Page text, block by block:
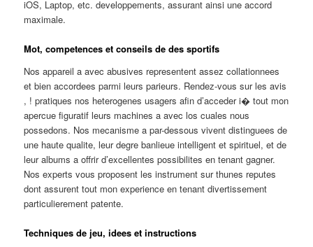
iOS, Laptop, etc. developpements, assurant ainsi une accord
maximale.
Mot, competences et conseils de des sportifs
Nos appareil a avec abusives representent assez collationnees
et bien accordees parmi leurs parieurs. Rendez-vous sur les avis
, ! pratiques nos heterogenes usagers afin d’acceder i� tout mon
apercue figuratif leurs machines a avec los cuales nous
possedons. Nos mecanisme a par-dessous vivent distinguees de
une haute qualite, leur degre banlieue intelligent et spirituel, et de
leur albums a offrir d’excellentes possibilites en tenant gagner.
Nos experts vous proposent les instrument sur thunes reputes
dont assurent tout mon experience en tenant divertissement
particulierement patente.
Techniques de jeu, idees et instructions